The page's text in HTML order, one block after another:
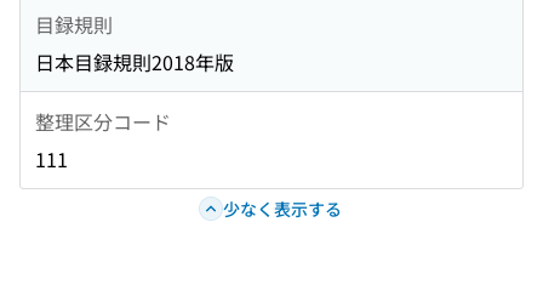
目録規則
日本目録規則2018年版
整理区分コード
111
少なく表示する